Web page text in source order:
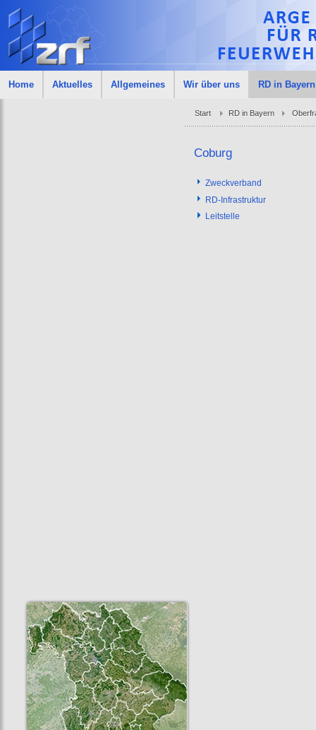
Home Aktuelles Allgemeines Wir über uns RD in Bayern
Start RD in Bayern
Coburg
Zweckverband
RD-Infrastruktur
Leitstelle